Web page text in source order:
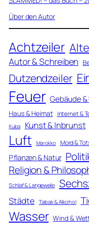
Über den Autor
Achtzeiler
Autor & Schreiben
Dutzendzeiler
Feuer Gebäude
Haus & Heimat Internet &
Kuba Kunst & Inbrunst
Luft Marokko Mord &
Pflanzen & Natur
Religion &
Schlaf & Langeweile
Städte Tabak & Alkohol
Wasser Wind &